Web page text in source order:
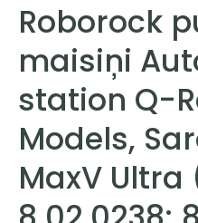
Roborock
maisiņi
station Q-
Models,
MaxV